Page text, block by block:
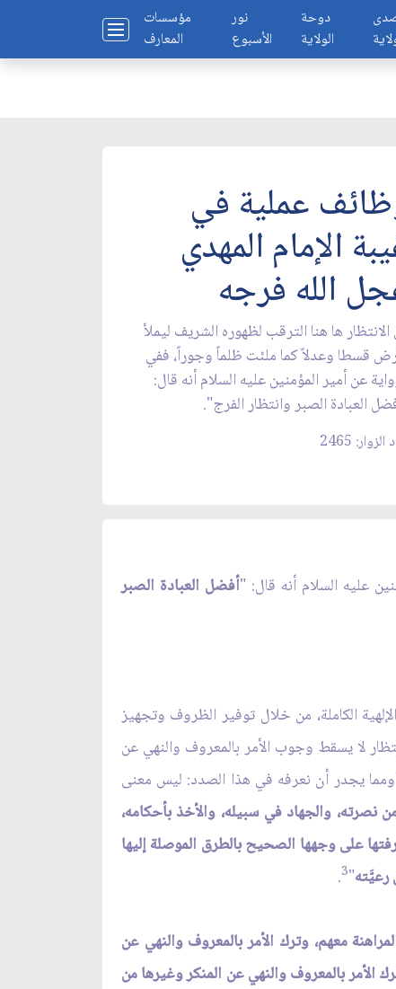
مؤسسات
المعارف
نور
الأسبوع
دوحة
الولاية
عملية في
الإمام المهدي
الله فرجه
ها هنا الترقب لظهوره الشريف ليملأ
قسطا وعدلاً كما ملئت ظلماً وجوراً، ففي
عن أمير المؤمنين عليه السلام أنه قال:
العبادة الصبر وانتظار الفرج".
2465
عليه السلام أنه قال: "أفضل العبادة الصبر
الكاملة، من خلال توفير الظروف وتجهيز
لا يسقط وجوب الأمر بالمعروف والنهي عن
يجدر أن نعرفه في هذا الصدد: ليس معنى
والجهاد في سبيله، والأخذ بأحكامه،
على وجهها الصحيح بالطرق الموصلة إليها
"
3
.
معهم، وترك الأمر بالمعروف والنهي عن
الأمر بالمعروف والنهي عن المنكر وغيرها من